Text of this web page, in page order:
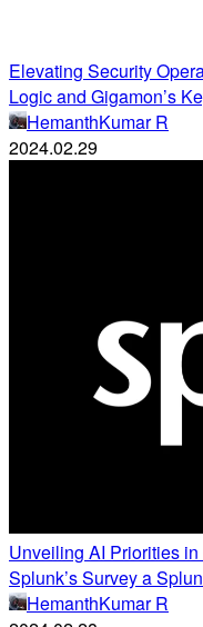
Elevating Security
Logic and Gigamon’s
HemanthKumar R
2024.02.29
Unveiling AI Priorities
Splunk’s Survey a
HemanthKumar R